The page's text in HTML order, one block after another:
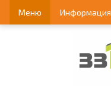
Меню Информация